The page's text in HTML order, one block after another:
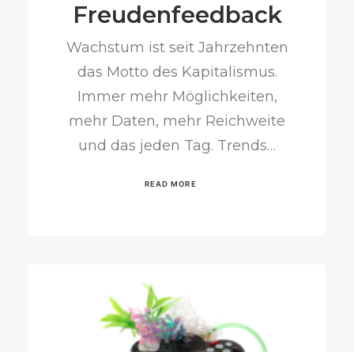
Freudenfeedback
Wachstum ist seit Jahrzehnten
das Motto des Kapitalismus.
Immer mehr Möglichkeiten,
mehr Daten, mehr Reichweite
und das jeden Tag. Trends…
READ MORE